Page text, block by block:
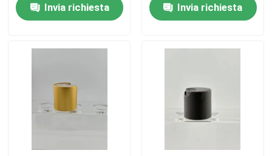
Prodotti
Chi Siamo
Visita alla fabbrica
Invia richiesta
Invia richiesta